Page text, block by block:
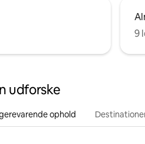
9
udforske
ophold